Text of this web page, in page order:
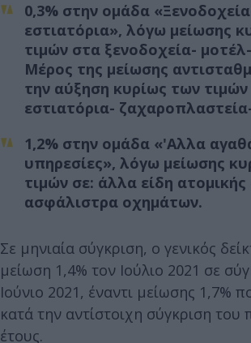
0,3% στην ομάδα
εστιατόρια», λόγω μείωσης
τιμών στα ξενοδοχεία-
Μέρος της μείωσης
την αύξηση κυρίως των
εστιατόρια-
1,2% στην ομάδα «'Αλλα
υπηρεσίες», λόγω μείωσης
τιμών σε: άλλα είδη
ασφάλιστρα οχημάτων.
Σε μηνιαία σύγκριση, ο γενικός
μείωση 1,4% τον Ιούλιο 2021 σε
Ιούνιο 2021, έναντι μείωσης 1,7%
κατά την αντίστοιχη σύγκριση
έτους.